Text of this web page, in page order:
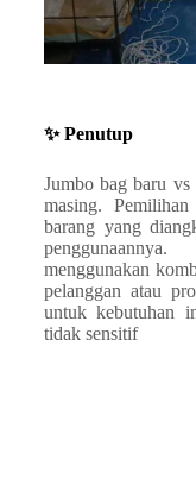
✨ Penutup
Jumbo bag baru vs
masing.
barang yang
menggunakan
pelanggan atau
untuk kebutuhan
tidak sensitif